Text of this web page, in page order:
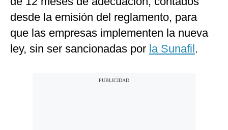
desde la emisión del reglamento, para
que las empresas implementen la nueva
ley, sin ser sancionadas por la Sunafil.